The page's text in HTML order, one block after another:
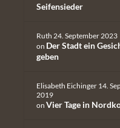
Seifensieder
Ruth 24. September 2023
on Der Stadt ein
geben
Elisabeth Eichinger 14.
2019
on Vier Tage in